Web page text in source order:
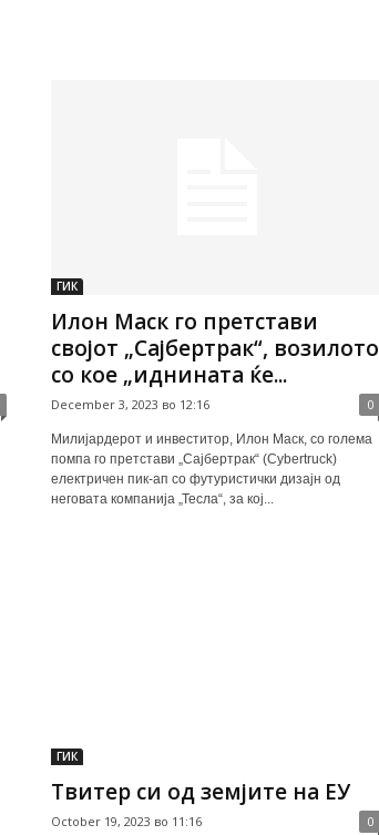
ГИК
Илон Маск го претстави
својот „Сајбертрак“, возилото
со кое „иднината ќе...
December 3, 2023 во 12:16 0
Милијардерот и инвеститор, Илон Маск, со голема
помпа го претстави „Сајбертрак“ (Cybertruck)
електричен пик-ап со футуристички дизајн од
неговата компанија „Тесла“, за кој...
ГИК
Твитер си од земјите на ЕУ
October 19, 2023 во 11:16 0